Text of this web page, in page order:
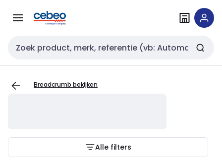
naar
naar
Zoekveld invoer
Breadcrumb bekijken
Alle filters